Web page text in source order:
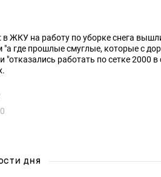
ЖКУ на работу по уборке снега
"а где прошлые смуглые, которые с
работать по сетке 2000 в
0
ДНЯ